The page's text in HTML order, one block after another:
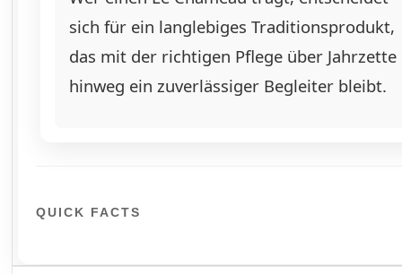
sich für ein langlebiges Traditionsprodukt,
das mit der richtigen Pflege über Jahrzette
hinweg ein zuverlässiger Begleiter bleibt.
QUICK FACTS